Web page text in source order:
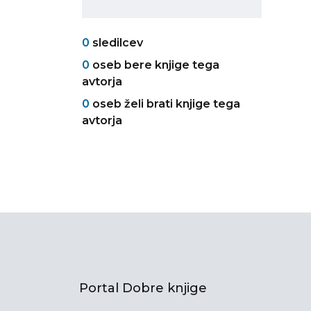
0 sledilcev
0 oseb bere knjige tega
avtorja
0 oseb želi brati knjige tega
avtorja
Portal Dobre knjige